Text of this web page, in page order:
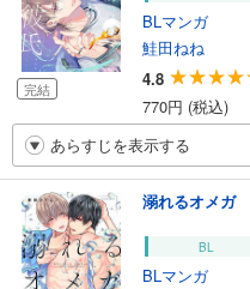
完結
BLマンガ
鮭田ねね
4.8
770円 (税込)
あらすじを表示する
溺れるオメガ
BL
BLマンガ